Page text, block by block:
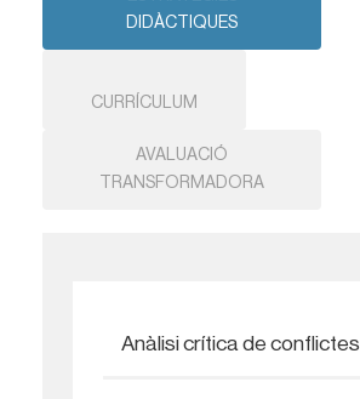
DIDÀCTIQUES
CURRÍCULUM
AVALUACIÓ
TRANSFORMADORA
Anàlisi crítica de conflictes